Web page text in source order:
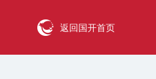
返回国开首页